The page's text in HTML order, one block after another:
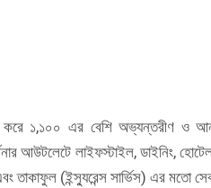
১,১০০ এর বেশি অভ্যন্তরীণ ও
আউটলেটে লাইফস্টাইল, ডাইনিং,
(ইন্স্যুরেন্স সার্ভিস) এর মতো